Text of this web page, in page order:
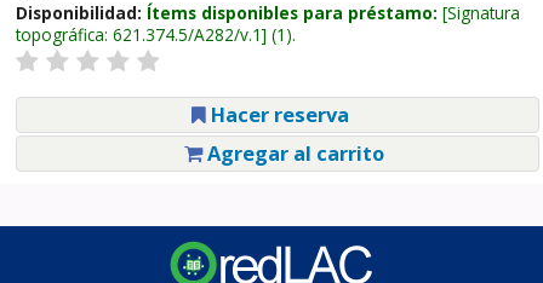
Disponibilidad: Ítems disponibles para préstamo: Signatura
topográfica: 621.374.5/A282/v.1 (1).
Hacer reserva
Agregar al carrito